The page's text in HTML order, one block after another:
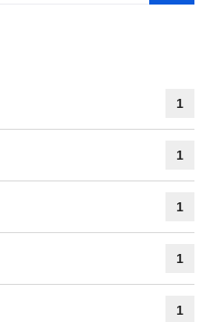
1
1
1
1
1